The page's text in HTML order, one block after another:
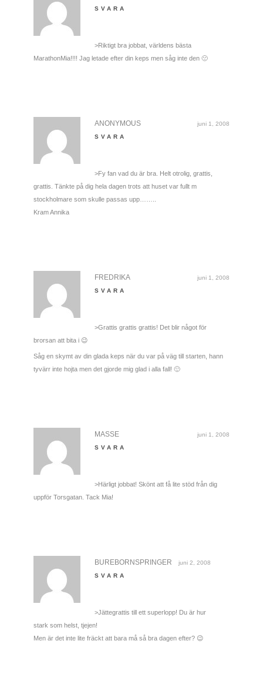
SVARA
>Riktigt bra jobbat, världens bästa
MarathonMia!!!! Jag letade efter din keps men såg inte den 🙁
juni 1, 2008
ANONYMOUS
SVARA
>Fy fan vad du är bra. Helt otrolig, grattis,
grattis. Tänkte på dig hela dagen trots att huset var fullt m
stockholmare som skulle passas upp……..
Kram Annika
juni 1, 2008
FREDRIKA
SVARA
>Grattis grattis grattis! Det blir något för
brorsan att bita i 😉
Såg en skymt av din glada keps när du var på väg till starten, hann
tyvärr inte hojta men det gjorde mig glad i alla fall! 🙂
juni 1, 2008
MASSE
SVARA
>Härligt jobbat! Skönt att få lite stöd från dig
uppför Torsgatan. Tack Mia!
juni 2, 2008
BUREBORNSPRINGER
SVARA
>Jättegrattis till ett superlopp! Du är hur
stark som helst, tjejen!
Men är det inte lite fräckt att bara må så bra dagen efter? 😉